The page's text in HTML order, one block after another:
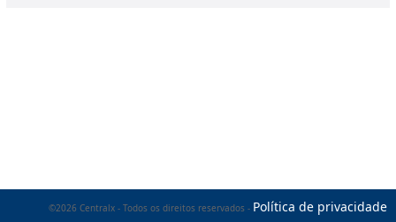
©2026 Centralx - Todos os direitos reservados - Política de privacidade